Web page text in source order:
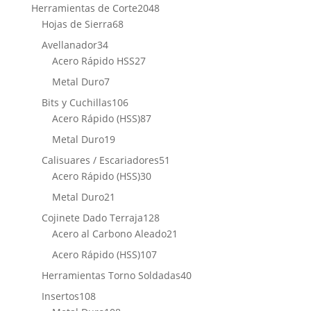
Herramientas de Corte20482048
Hojas de Sierra6868
Avellanador3434
productos
Acero Rápido HSS2727
Metal Duro77
productos
Bits y Cuchillas106106
productos
Acero Rápido (HSS)8787
Metal Duro1919
productos
Calisuares / Escariadores51
Acero Rápido (HSS)3030
Metal Duro21
productos
Cojinete Dado Terraja128128
productos
Acero al Carbono Aleado21
Acero Rápido (HSS)107107
productos
Herramientas Torno Soldadas4040
Insertos108108